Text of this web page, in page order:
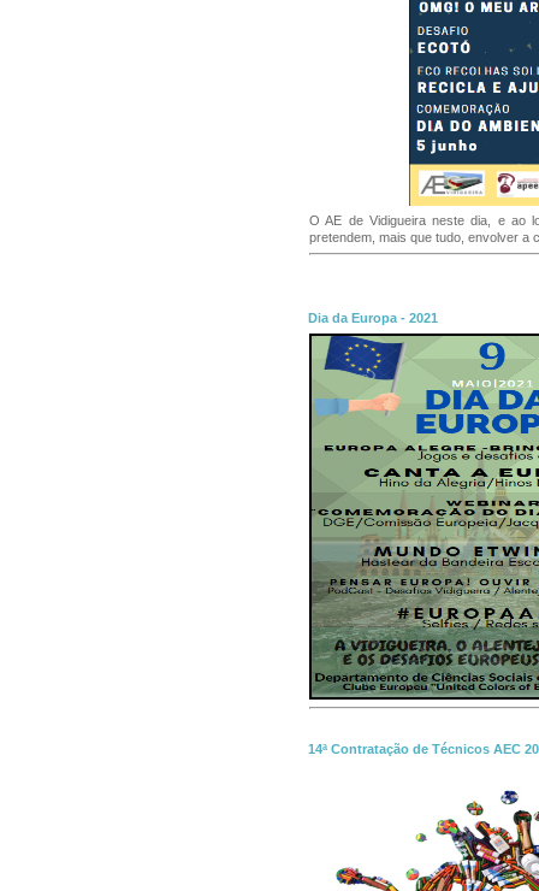
O AE de Vidigueira neste dia, e ao
pretendem, mais que tudo, envolver a
Dia da Europa - 2021
14ª Contratação de Técnicos AEC